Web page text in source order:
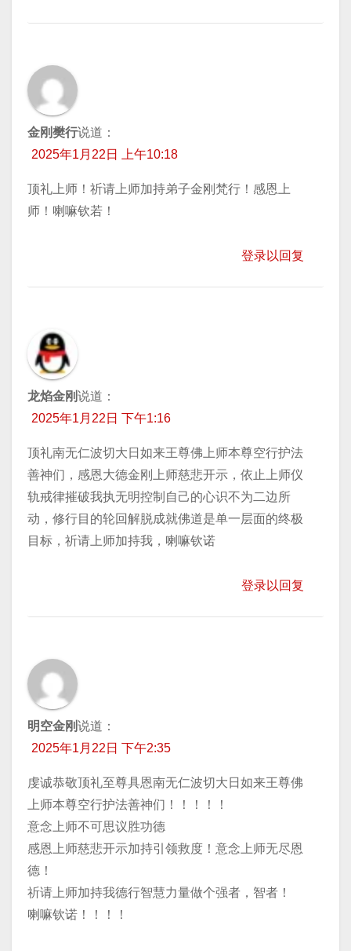
金刚樊行说道：
2025年1月22日 上午10:18
顶礼上师！祈请上师加持弟子金刚梵行！感恩上
师！喇嘛钦若！
登录以回复
龙焰金刚说道：
2025年1月22日 下午1:16
顶礼南无仁波切大日如来王尊佛上师本尊空行护法
善神们，感恩大德金刚上师慈悲开示，依止上师仪
轨戒律摧破我执无明控制自己的心识不为二边所
动，修行目的轮回解脱成就佛道是单一层面的终极
目标，祈请上师加持我，喇嘛钦诺
登录以回复
明空金刚说道：
2025年1月22日 下午2:35
虔诚恭敬顶礼至尊具恩南无仁波切大日如来王尊佛
上师本尊空行护法善神们！！！！！
意念上师不可思议胜功德
感恩上师慈悲开示加持引领救度！意念上师无尽恩
德！
祈请上师加持我德行智慧力量做个强者，智者！
喇嘛钦诺！！！！